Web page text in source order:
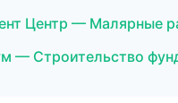
Центр — Малярные
— Строительство